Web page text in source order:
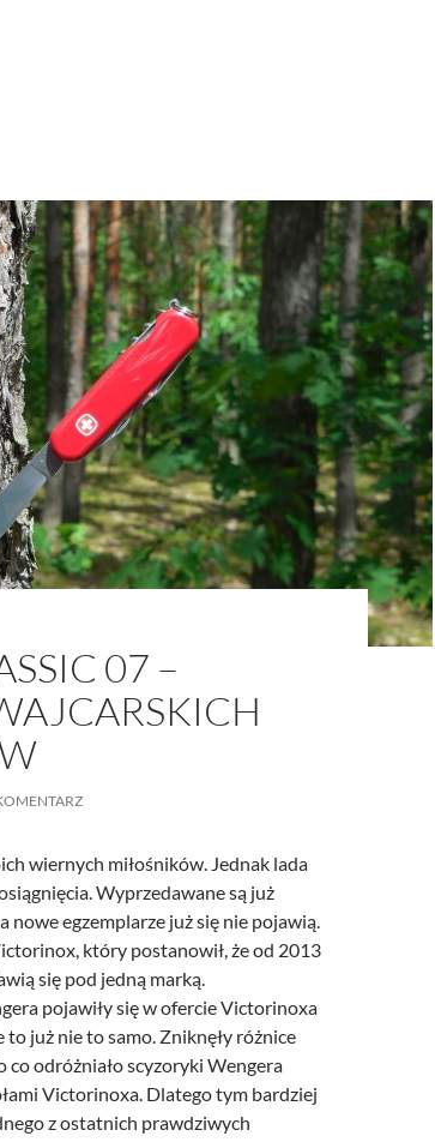
S11 – scyzoryk dla młodzika
07 –
wiernych miłośników. Jednak lada
Wyprzedawane są już
nowe egzemplarze już się nie pojawią.
który postanowił, że od 2013
się pod jedną marką.
pojawiły się w ofercie Victorinoxa
już nie to samo. Zniknęły różnice
co odróżniało scyzoryki Wengera
Victorinoxa. Dlatego tym bardziej
z ostatnich prawdziwych